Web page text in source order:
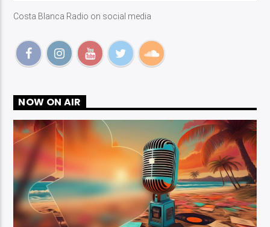
Costa Blanca Radio Live
Costa Blanca Radio on social media
NOW ON AIR